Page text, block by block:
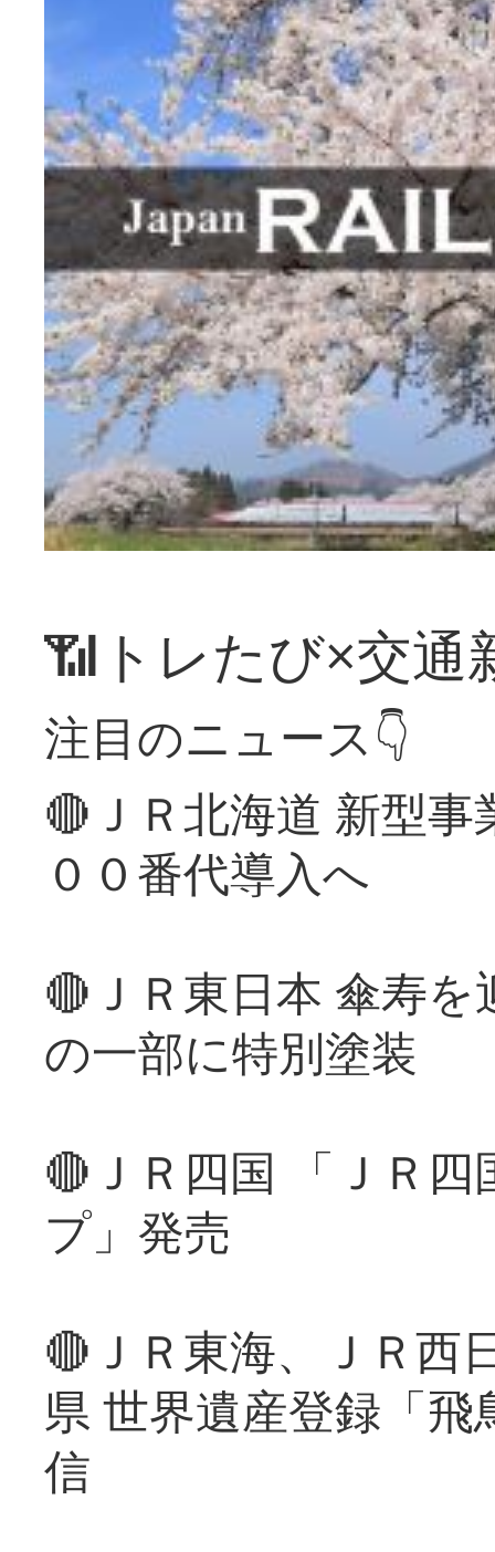
📶トレたび×交通
注目のニュース👇
🔴ＪＲ北海道 新型
００番代導入へ
🔴ＪＲ東日本 傘寿
の一部に特別塗装
🔴ＪＲ四国 「ＪＲ
プ」発売
🔴ＪＲ東海、ＪＲ西
県 世界遺産登録「
信